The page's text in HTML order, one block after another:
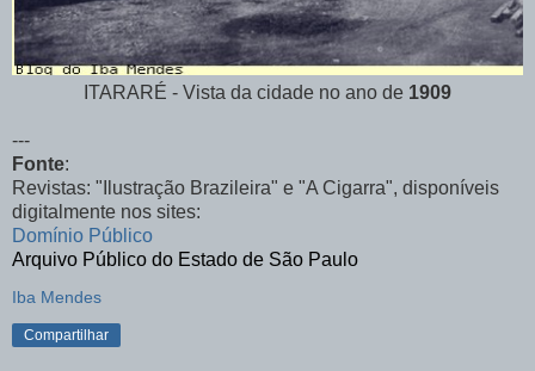
ITARARÉ - Vista da cidade no ano de 1909
---
Fonte:
Revistas: "Ilustração Brazileira" e "A Cigarra", disponíveis
digitalmente nos sites:
Domínio Público
Arquivo Público do Estado de São Paulo
Iba Mendes
Compartilhar